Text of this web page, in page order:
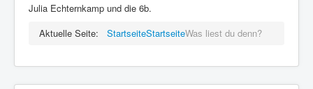
Julia Echternkamp und die 6b.
Aktuelle Seite:
StartseiteStartseiteWas liest du denn?